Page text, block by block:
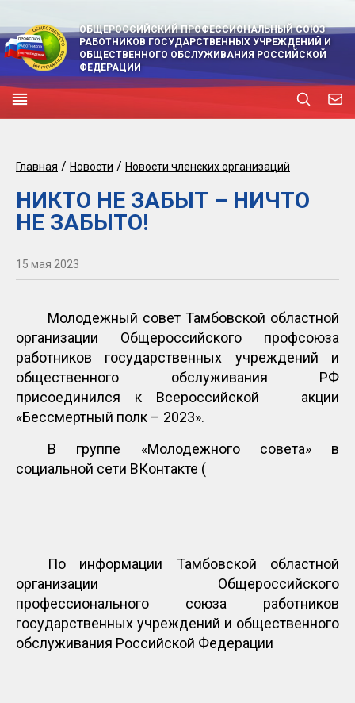
ОБЩЕРОССИЙСКИЙ ПРОФЕССИОНАЛЬНЫЙ СОЮЗ
РАБОТНИКОВ ГОСУДАРСТВЕННЫХ УЧРЕЖДЕНИЙ И
ОБЩЕСТВЕННОГО ОБСЛУЖИВАНИЯ РОССИЙСКОЙ
ФЕДЕРАЦИИ
Главная / Новости / Новости членских организаций
НИКТО НЕ ЗАБЫТ – НИЧТО
НЕ ЗАБЫТО!
15 мая 2023
Молодежный совет Тамбовской областной
организации Общероссийского профсоюза
работников государственных учреждений и
общественного обслуживания РФ
присоединился к Всероссийской акции
«Бессмертный полк – 2023».
В группе «Молодежного совета» в
социальной сети ВКонтакте (
По информации Тамбовской областной
организации Общероссийского
профессионального союза работников
государственных учреждений и общественного
обслуживания Российской Федерации